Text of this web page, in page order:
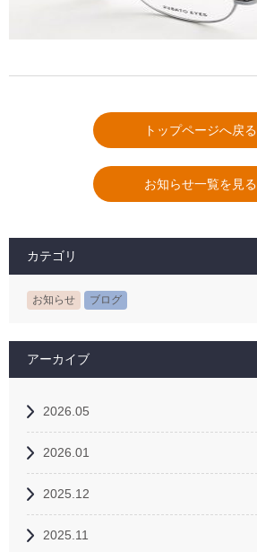
トップページへ戻る
お知らせ一覧を見る
カテゴリ
お知らせ ブログ
アーカイブ
2026.05
2026.01
2025.12
2025.11